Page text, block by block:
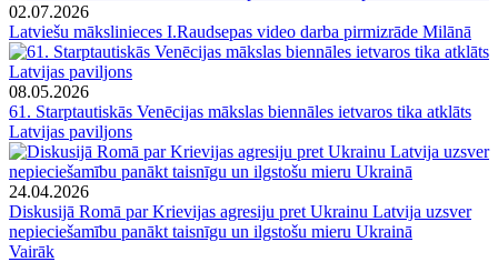
02.07.2026
Latviešu mākslinieces I.Raudsepas video darba pirmizrāde Milānā
08.05.2026
61. Starptautiskās Venēcijas mākslas biennāles ietvaros tika atklāts
Latvijas paviljons
24.04.2026
Diskusijā Romā par Krievijas agresiju pret Ukrainu Latvija uzsver
nepieciešamību panākt taisnīgu un ilgstošu mieru Ukrainā
Vairāk